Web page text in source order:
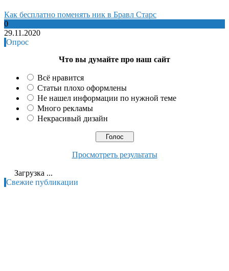
Как бесплатно поменять ник в Бравл Старс
0
29.11.2020
Опрос
Что вы думайте про наш сайт
Всё нравится
Статьи плохо оформлены
Не нашел информации по нужной теме
Много рекламы
Некрасивый дизайн
Просмотреть результаты
Загрузка ...
Свежие публикации